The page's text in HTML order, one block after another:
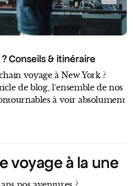
Conseils & itinéraire
voyage à New York ?
de blog, l’ensemble de nos
à voir absolument
voyage à la une